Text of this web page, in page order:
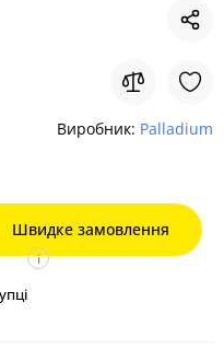
Виробник: Palladium
Швидке замовлення
i